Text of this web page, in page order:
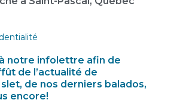
notre infolettre afin de
de l’actualité de
de nos derniers balados,
encore!